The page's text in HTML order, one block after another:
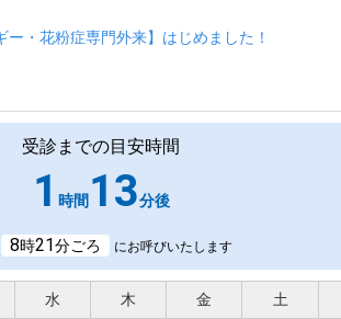
ー・花粉症専門外来】はじめました！
受診までの目安時間
1 時間13分後
8時21分ごろ にお呼びいたします
水 木 金 土